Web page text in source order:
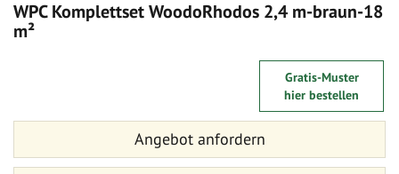
WPC Komplettset WoodoRhodos 2,4 m-braun-18
m²
Gratis-Muster
hier bestellen
Bildergalerie
Bildergalerie
Angebot anfordern